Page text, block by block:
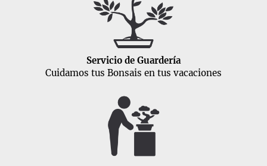
Servicio de Guardería
Cuidamos tus Bonsais en tus vacaciones